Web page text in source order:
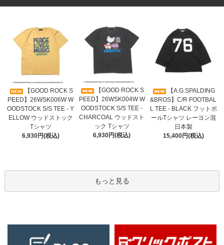
【GOOD ROCK S
PEED】26WSK006W W
OODSTOCK S/S TEE - Y
ELLOW ウッドストック
Tシャツ
6,930円(税込)
【GOOD ROCK S
PEED】26WSK004W W
OODSTOCK S/S TEE -
CHARCOAL ウッドスト
ック Tシャツ
6,930円(税込)
【A.G.SPALDING
&BROS】C/R FOOTBAL
L TEE - BLACK フットボ
ールTシャツ レーヨン混
日本製
15,400円(税込)
もっと見る